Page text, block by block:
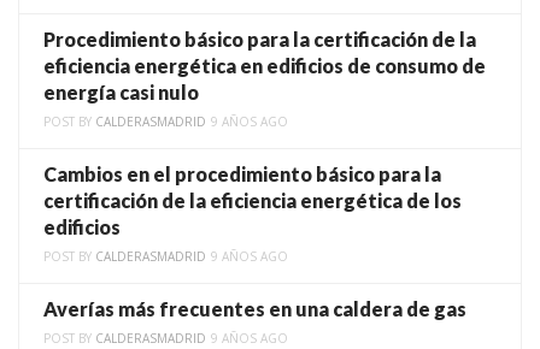
Procedimiento básico para la certificación de la
eficiencia energética en edificios de consumo de
energía casi nulo
POST BY CALDERASMADRID 9 AÑOS AGO
Cambios en el procedimiento básico para la
certificación de la eficiencia energética de los
edificios
POST BY CALDERASMADRID 9 AÑOS AGO
Averías más frecuentes en una caldera de gas
POST BY CALDERASMADRID 9 AÑOS AGO